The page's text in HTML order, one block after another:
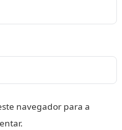
navegador para a